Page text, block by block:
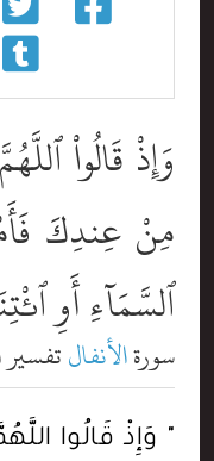
وَإِذْ قَالُواْ
مِنْ عِندِكَ
ٱلسَّمَآءِ أَوِ
سورةالأنفال
" وَإِذْ قَالُوا